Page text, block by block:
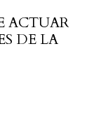
ACTUAR
DE LA